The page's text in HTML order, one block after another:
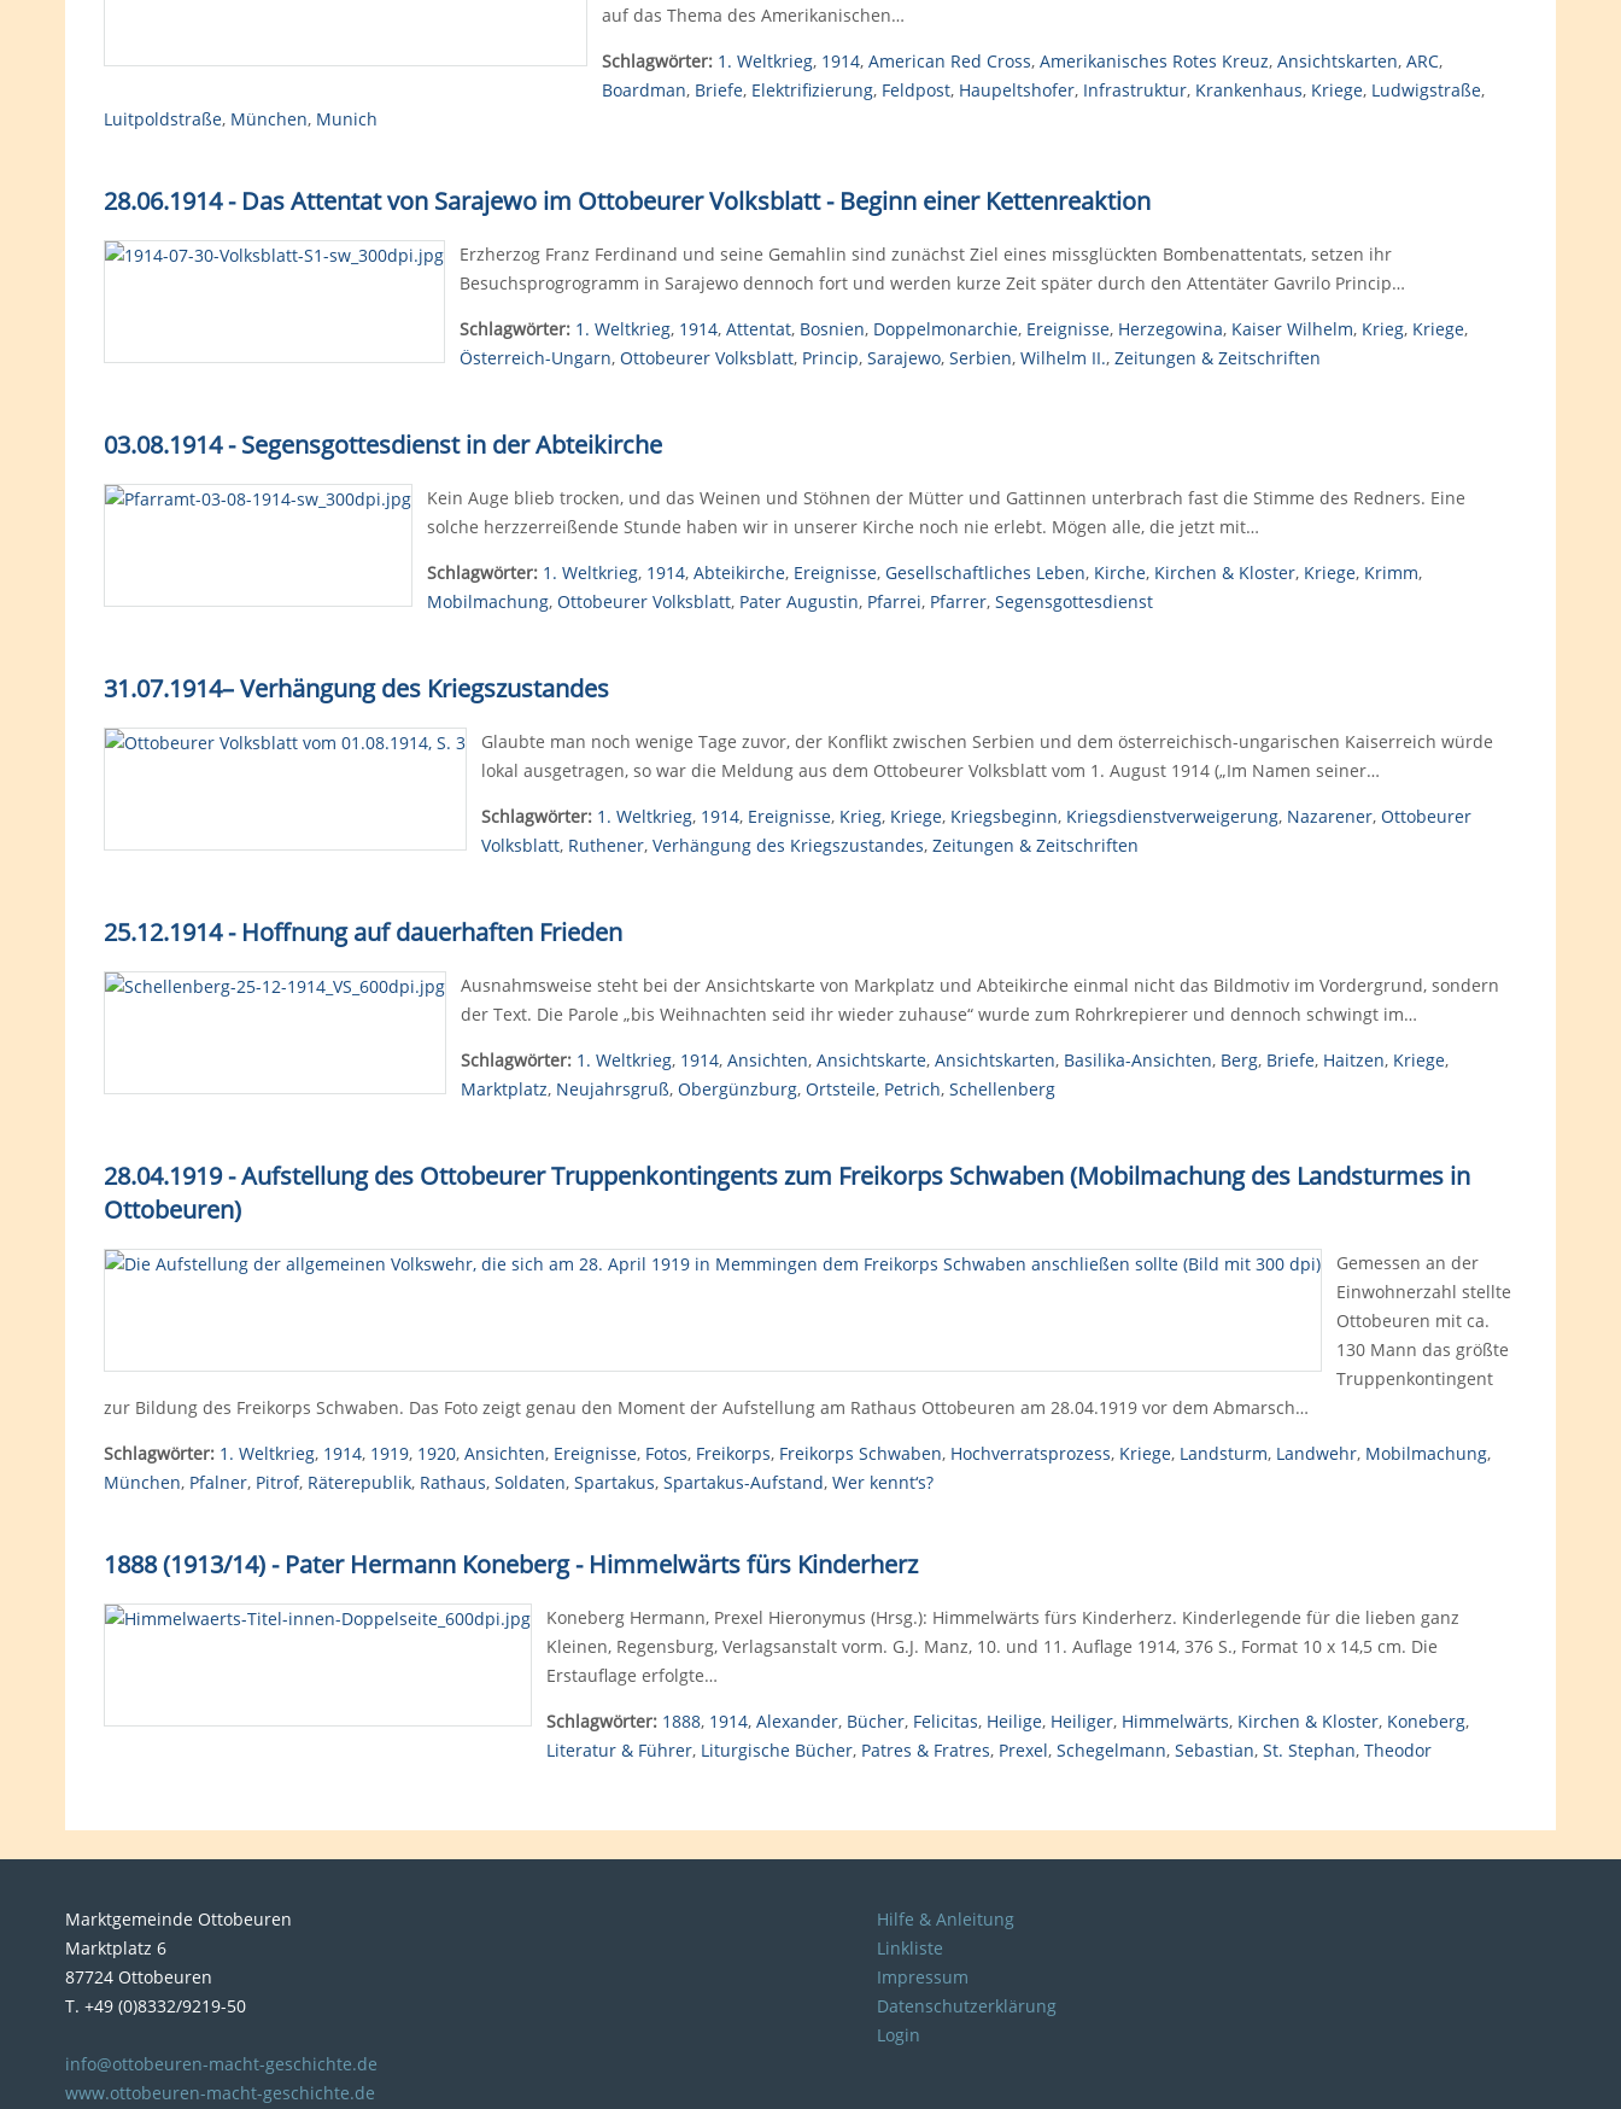
auf das Thema des Amerikanischen…
Schlagwörter: 1. Weltkrieg, 1914, American Red Cross, Amerikanisches Rotes Kreuz, Ansichtskarten, ARC,
Boardman, Briefe, Elektrifizierung, Feldpost, Haupeltshofer, Infrastruktur, Krankenhaus, Kriege, Ludwigstraße,
Luitpoldstraße, München, Munich
28.06.1914 - Das Attentat von Sarajewo im Ottobeurer Volksblatt - Beginn einer Kettenreaktion
Erzherzog Franz Ferdinand und seine Gemahlin sind zunächst Ziel eines missglückten Bombenattentats, setzen ihr
Besuchsprogrogramm in Sarajewo dennoch fort und werden kurze Zeit später durch den Attentäter Gavrilo Princip…
Schlagwörter: 1. Weltkrieg, 1914, Attentat, Bosnien, Doppelmonarchie, Ereignisse, Herzegowina, Kaiser Wilhelm, Krieg, Kriege,
Österreich-Ungarn, Ottobeurer Volksblatt, Princip, Sarajewo, Serbien, Wilhelm II., Zeitungen & Zeitschriften
03.08.1914 - Segensgottesdienst in der Abteikirche
Kein Auge blieb trocken, und das Weinen und Stöhnen der Mütter und Gattinnen unterbrach fast die Stimme des Redners. Eine
solche herzzerreißende Stunde haben wir in unserer Kirche noch nie erlebt. Mögen alle, die jetzt mit…
Schlagwörter: 1. Weltkrieg, 1914, Abteikirche, Ereignisse, Gesellschaftliches Leben, Kirche, Kirchen & Kloster, Kriege, Krimm,
Mobilmachung, Ottobeurer Volksblatt, Pater Augustin, Pfarrei, Pfarrer, Segensgottesdienst
31.07.1914–Verhängung des Kriegszustandes
Glaubte man noch wenige Tage zuvor, der Konflikt zwischen Serbien und dem österreichisch-ungarischen Kaiserreich würde
lokal ausgetragen, so war die Meldung aus dem Ottobeurer Volksblatt vom 1. August 1914 („Im Namen seiner…
Schlagwörter: 1. Weltkrieg, 1914, Ereignisse, Krieg, Kriege, Kriegsbeginn, Kriegsdienstverweigerung, Nazarener, Ottobeurer
Volksblatt, Ruthener, Verhängung des Kriegszustandes, Zeitungen & Zeitschriften
25.12.1914 - Hoffnung auf dauerhaften Frieden
Ausnahmsweise steht bei der Ansichtskarte von Markplatz und Abteikirche einmal nicht das Bildmotiv im Vordergrund, sondern
der Text. Die Parole „bis Weihnachten seid ihr wieder zuhause“ wurde zum Rohrkrepierer und dennoch schwingt im…
Schlagwörter: 1. Weltkrieg, 1914, Ansichten, Ansichtskarte, Ansichtskarten, Basilika-Ansichten, Berg, Briefe, Haitzen, Kriege,
Marktplatz, Neujahrsgruß, Obergünzburg, Ortsteile, Petrich, Schellenberg
28.04.1919 - Aufstellung des Ottobeurer Truppenkontingents zum Freikorps Schwaben (Mobilmachung des Landsturmes in
Ottobeuren)
Gemessen an der
Einwohnerzahl stellte
Ottobeuren mit ca.
130 Mann das größte
Truppenkontingent
zur Bildung des Freikorps Schwaben. Das Foto zeigt genau den Moment der Aufstellung am Rathaus Ottobeuren am 28.04.1919 vor dem Abmarsch…
Schlagwörter: 1. Weltkrieg, 1914, 1919, 1920, Ansichten, Ereignisse, Fotos, Freikorps, Freikorps Schwaben, Hochverratsprozess, Kriege, Landsturm, Landwehr, Mobilmachung,
München, Pfalner, Pitrof, Räterepublik, Rathaus, Soldaten, Spartakus, Spartakus-Aufstand, Wer kennt‘s?
1888 (1913/14) - Pater Hermann Koneberg - Himmelwärts fürs Kinderherz
Koneberg Hermann, Prexel Hieronymus (Hrsg.): Himmelwärts fürs Kinderherz. Kinderlegende für die lieben ganz
Kleinen, Regensburg, Verlagsanstalt vorm. G.J. Manz, 10. und 11. Auflage 1914, 376 S., Format 10 x 14,5 cm. Die
Erstauflage erfolgte…
Schlagwörter: 1888, 1914, Alexander, Bücher, Felicitas, Heilige, Heiliger, Himmelwärts, Kirchen & Kloster, Koneberg,
Literatur & Führer, Liturgische Bücher, Patres & Fratres, Prexel, Schegelmann, Sebastian, St. Stephan, Theodor
Marktgemeinde Ottobeuren
Marktplatz 6
87724 Ottobeuren
T. +49 (0)8332/9219-50
info@ottobeuren-macht-geschichte.de
www.ottobeuren-macht-geschichte.de
Hilfe & Anleitung
Linkliste
Impressum
Datenschutzerklärung
Login